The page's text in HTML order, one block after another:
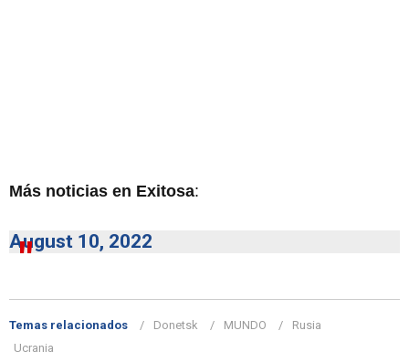
Más noticias en Exitosa:
August 10, 2022
Temas relacionados Donetsk MUNDO
Rusia
Ucrania